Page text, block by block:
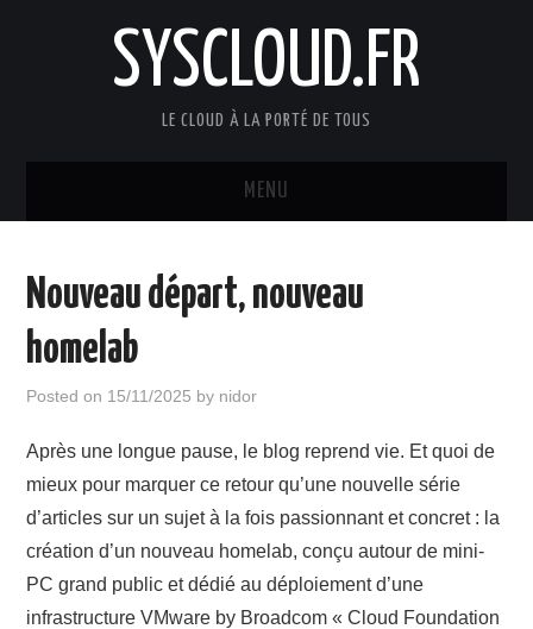
SYSCLOUD.FR
LE CLOUD À LA PORTÉ DE TOUS
MENU
VMWARE
VDI
CLOUD
TOOLS
Nouveau départ, nouveau
homelab
Posted on 15/11/2025 by nidor
Après une longue pause, le blog reprend vie. Et quoi de
mieux pour marquer ce retour qu’une nouvelle série
d’articles sur un sujet à la fois passionnant et concret : la
création d’un nouveau homelab, conçu autour de mini-
PC grand public et dédié au déploiement d’une
infrastructure VMware by Broadcom « Cloud Foundation